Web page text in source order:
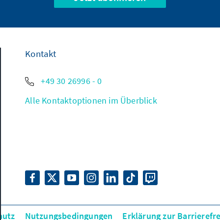
Kontakt
+49 30 26996 - 0
Alle Kontaktoptionen im Überblick
Nutzungsbedingungen Erklärung zur